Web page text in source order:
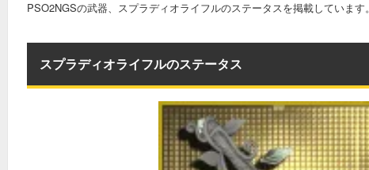
PSO2NGSの武器、スプラディオライフルのステータスを掲載しています。
スプラディオライフルのステータス